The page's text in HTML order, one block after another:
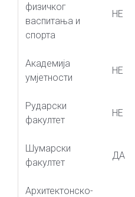
физичког
васпитања и
спорта
НЕ
Академија
умјетности
НЕ
Рударски
факултет
НЕ
Шумарски
факултет
ДА
Архитектонско-